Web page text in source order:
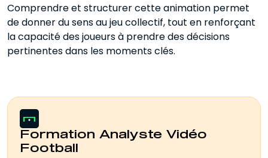
Comprendre et structurer cette animation permet
de donner du sens au jeu collectif, tout en renforçant
la capacité des joueurs à prendre des décisions
pertinentes dans les moments clés.
Formation Analyste Vidéo
Football